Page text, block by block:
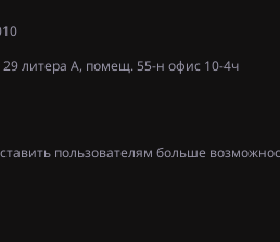
29 литера А, помещ. 55-н офис 10-4ч
пользователям больше